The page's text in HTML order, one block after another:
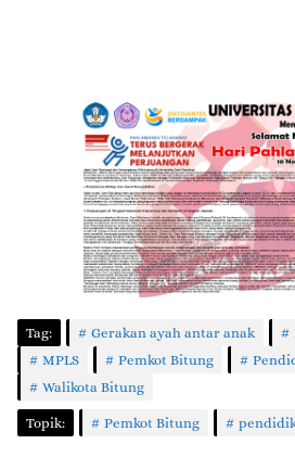
Tag: Gerakan ayah antar anak
MPLS
Pemkot Bitung
Walikota Bitung
Topik: Pemkot Bitung